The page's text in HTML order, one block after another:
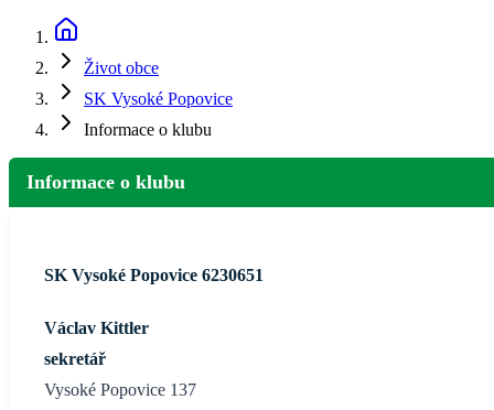
Život obce
SK Vysoké Popovice
Informace o klubu
Informace o klubu
SK Vysoké Popovice 6230651
Václav Kittler
sekretář
Vysoké Popovice 137